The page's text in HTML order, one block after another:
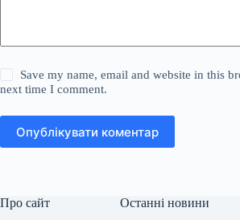
Save my name, email and website in this
next time I comment.
Опублікувати коментар
Про сайт
Останні новини